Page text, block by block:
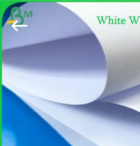
บ้าน
สินค้า
2019
2026
GUANGZHOU
BMPAPER
All
Reserved.